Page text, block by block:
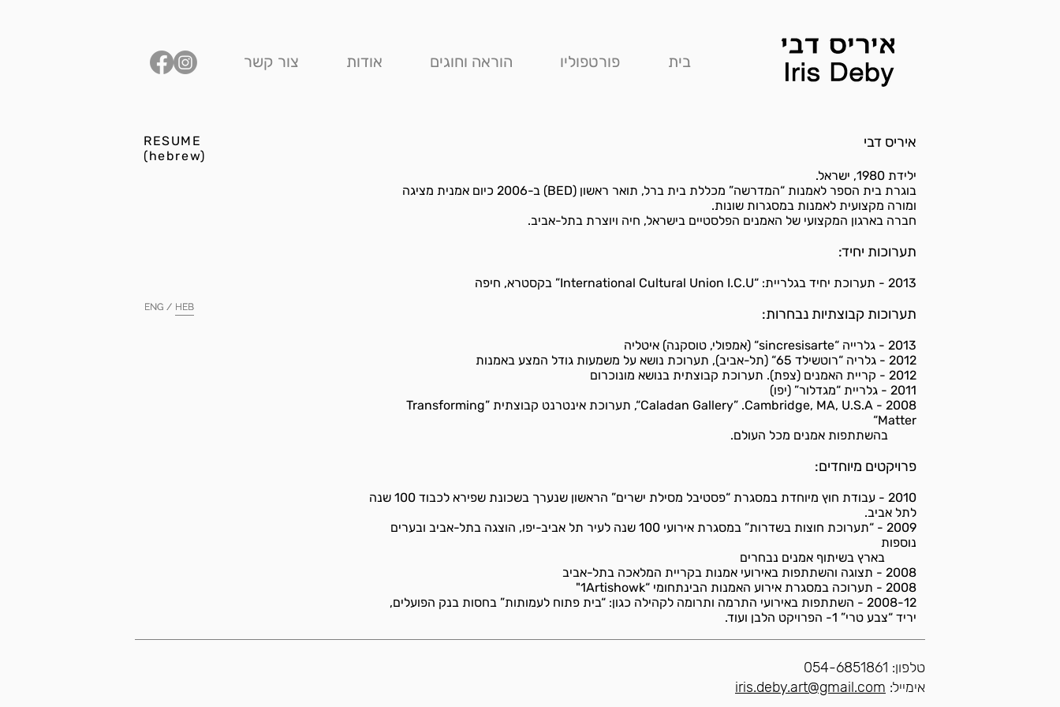
בית פורטפוליו הוראה וחוגים אודות צור קשר
RESUME
(hebrew)
ENG /
ENG / HEB
HEB
איריס דבי
ילידת 1980, ישראל.
בוגרת בית הספר לאמנות “המדרשה” מכללת בית ברל, תואר ראשון (BED) ב-2006 כיום אמנית מציגה
ומורה מקצועית לאמנות במסגרות שונות.
חברה בארגון המקצועי של האמנים הפלסטיים בישראל, חיה ויוצרת בתל-אביב.
תערוכות יחיד:
2013 - תערוכת יחיד בגלריית: “International Cultural Union I.C.U” בקסטרא, חיפה
תערוכות קבוצתיות נבחרות:
2013 - גלרייה “sincresisarte“ (אמפולי, טוסקנה) איטליה
2012 - גלריה “רוטשילד 65“ (תל-אביב), תערוכת נושא על משמעות גודל המצע באמנות
2012 - קריית האמנים (צפת). תערוכת קבוצתית בנושא מונוכרום
2011 - גלריית “מגדלור” (יפו)
2008 - Caladan Gallery” .Cambridge, MA, U.S.A“, תערוכת אינטרנט קבוצתית ”Transforming
Matter“
בהשתתפות אמנים מכל העולם.
פרויקטים מיוחדים:
2010 - עבודת חוץ מיוחדת במסגרת “פסטיבל מסילת ישרים” הראשון שנערך בשכונת שפירא לכבוד 100 שנה
לתל אביב.
2009 - “תערוכת חוצות בשדרות” במסגרת אירועי 100 שנה לעיר תל אביב-יפו, הוצגה בתל-אביב ובערים
נוספות
בארץ בשיתוף אמנים נבחרים
2008 - תצוגה והשתתפות באירועי אמנות בקריית המלאכה בתל-אביב
2008 - תערוכה במסגרת אירוע האמנות הבינתחומי “1Artishowk"
2008-12 - השתתפות באירועי התרמה ותרומה לקהילה כגון: “בית פתוח לעמותות” בחסות בנק הפועלים,
יריד “צבע טרי” 1- הפרויקט הלבן ועוד.
טלפון: 054-6851861
אימייל: iris.deby.art@gmail.com